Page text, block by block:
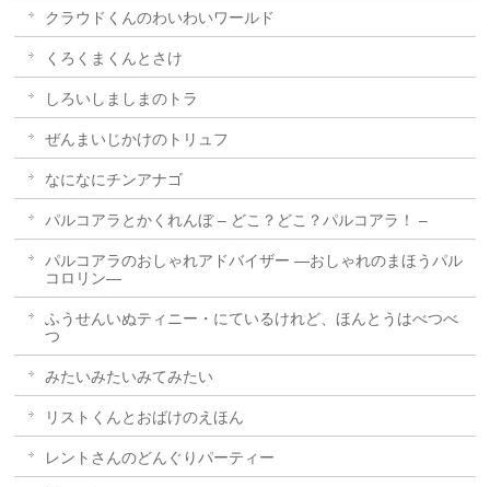
クラウドくんのわいわいワールド
くろくまくんとさけ
しろいしましまのトラ
ぜんまいじかけのトリュフ
なになにチンアナゴ
パルコアラとかくれんぼ – どこ？どこ？パルコアラ！ –
パルコアラのおしゃれアドバイザー ―おしゃれのまほうパル
コロリン―
ふうせんいぬティニー・にているけれど、ほんとうはべつべ
つ
みたいみたいみてみたい
リストくんとおばけのえほん
レントさんのどんぐりパーティー